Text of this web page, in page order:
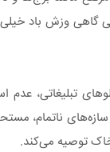
گاهی وزش باد
تبلیغاتی، عدم
ناتمام،
توصیه می‌کند.